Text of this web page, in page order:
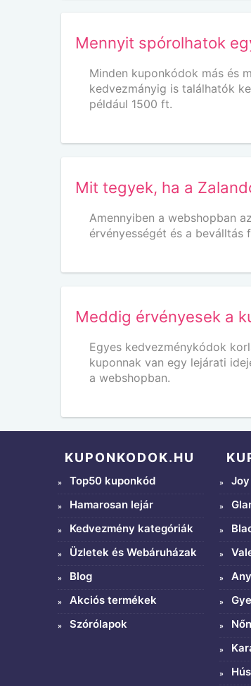
Mennyit spórolhatok
Minden kuponkódok más és
kedvezmányig is találhatók
például 1500 ft.
Mit tegyek, ha a
Amennyiben a webshopban
érvényességét és a
Meddig érvényesek a
Egyes kedvezménykódok
kuponnak van egy lejárati
a webshopban.
KUPONKODOK.HU
Top50 kuponkód
Hamarosan lejár
Kedvezmény kategóriák
Üzletek és Webáruházak
Blog
Akciós termékek
Szórólapok